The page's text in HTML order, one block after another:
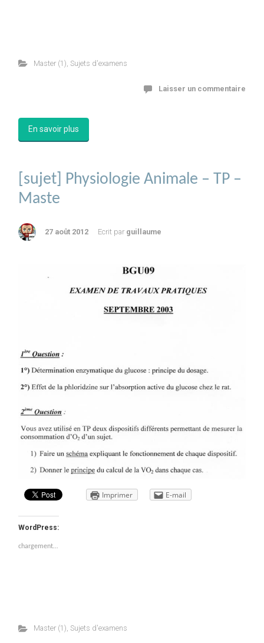
Master (1) Sujets d'examens
Laisser un commentaire
En savoir plus
[sujet] Physiologie Animale – TP –
Maste
27 août 2012 Ecrit par guillaume
Imprimer E-mail
WordPress:
chargement…
Master (1), Sujets d'examens